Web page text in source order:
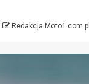
Redakcja Moto1.com.pl